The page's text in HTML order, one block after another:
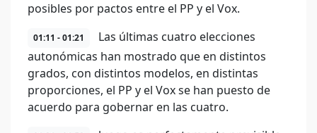
posibles por pactos entre el PP y el Vox.
01:11 - 01:21
Las últimas cuatro elecciones
autonómicas han mostrado que en distintos
grados, con distintos modelos, en distintas
proporciones, el PP y el Vox se han puesto de
acuerdo para gobernar en las cuatro.